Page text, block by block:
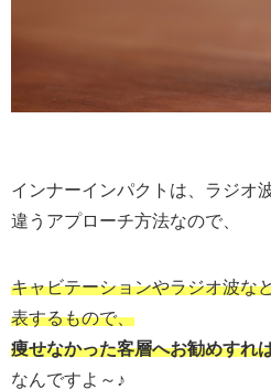
インナーインパクトは、ラジオ
違うアプローチ方法なので、
キャビテーションやラジオ波な
表するもので、
痩せなかった客層へお勧めすれ
なんですよ～♪